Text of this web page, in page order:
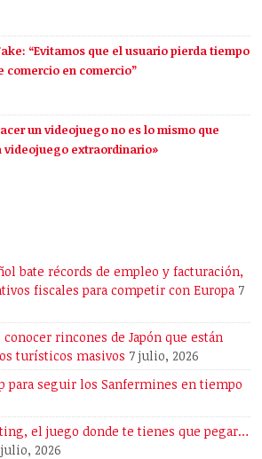
“Evitamos que el usuario pierda tiempo
comercio en comercio”
un videojuego no es lo mismo que
videojuego extraordinario»
bate récords de empleo y facturación,
fiscales para competir con Europa 7
rincones de Japón que están
turísticos masivos 7 julio, 2026
para seguir los Sanfermines en tiempo
el juego donde te tienes que pegar…
2026